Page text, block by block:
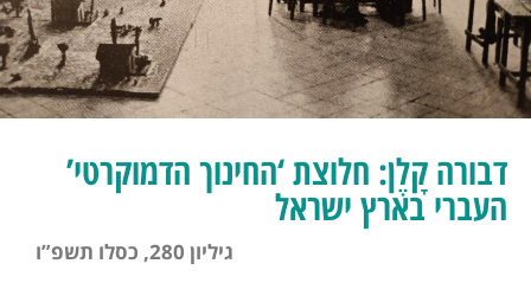
דבורה קָלֶן: חלוצת ‘החינוך הדמוקרטי’
העברי בארץ ישראל
גיליון 280, כסלו תשפ”ו